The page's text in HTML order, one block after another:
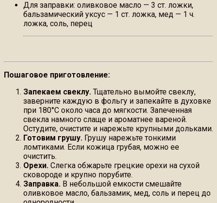
Для заправки: оливковое масло — 3 ст. ложки,
бальзамический уксус — 1 ст. ложка, мед — 1 ч.
ложка, соль, перец
Пошаговое приготовление:
Запекаем свеклу. Тщательно вымойте свеклу,
заверните каждую в фольгу и запекайте в духовке
при 180°C около часа до мягкости. Запеченная
свекла намного слаще и ароматнее вареной.
Остудите, очистите и нарежьте крупными дольками.
Готовим грушу. Грушу нарежьте тонкими
ломтиками. Если кожица грубая, можно ее
очистить.
Орехи. Слегка обжарьте грецкие орехи на сухой
сковороде и крупно порубите.
Заправка. В небольшой емкости смешайте
оливковое масло, бальзамик, мед, соль и перец до